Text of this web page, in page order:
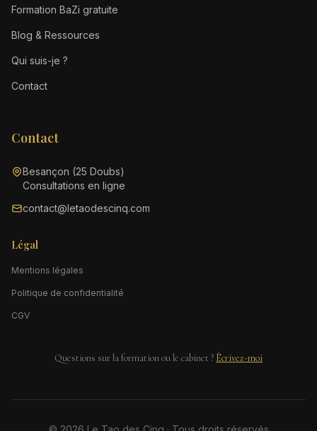
Formation BaZi gratuite
Blog & Ressources
Qui suis-je ?
Contact
Contact
Besançon (25 Doubs)
Consultations en ligne
contact@letaodescinq.com
Légal
Mentions légales
Politique de confidentialité
CGV
Questions sur la formation ou le cabinet ? Écrivez-moi